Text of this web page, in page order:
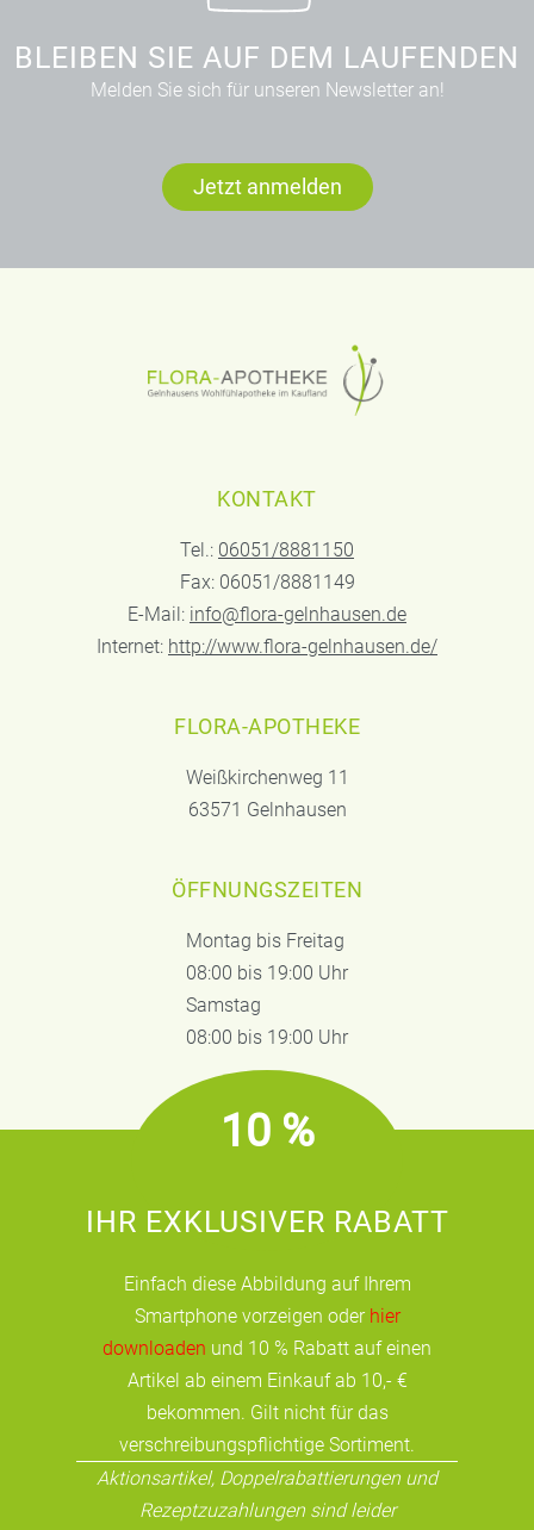
BLEIBEN SIE AUF DEM LAUFENDEN
Melden Sie sich für unseren Newsletter an!
Jetzt anmelden
KONTAKT
Tel.: 06051/8881150
Fax: 06051/8881149
E-Mail: info@flora-gelnhausen.de
Internet: http://www.flora-gelnhausen.de/
FLORA-APOTHEKE
Weißkirchenweg 11
63571 Gelnhausen
ÖFFNUNGSZEITEN
Montag bis Freitag
08:00 bis 19:00 Uhr
Samstag
08:00 bis 19:00 Uhr
10 %
IHR EXKLUSIVER RABATT
Einfach diese Abbildung auf Ihrem
Smartphone vorzeigen oder hier
downloaden und 10 % Rabatt auf einen
Artikel ab einem Einkauf ab 10,- €
bekommen. Gilt nicht für das
verschreibungspflichtige Sortiment.
Aktionsartikel, Doppelrabattierungen und
Rezeptzuzahlungen sind leider